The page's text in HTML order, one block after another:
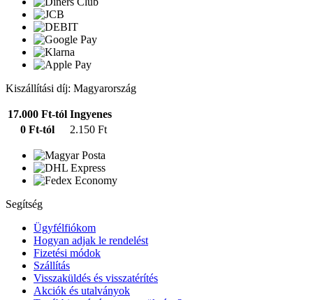
Kiszállítási díj: Magyarország
17.000 Ft-tól Ingyenes
0 Ft-tól
2.150 Ft
Segítség
Ügyfélfiókom
Hogyan adjak le rendelést
Fizetési módok
Szállítás
Visszaküldés és visszatérítés
Akciók és utalványok